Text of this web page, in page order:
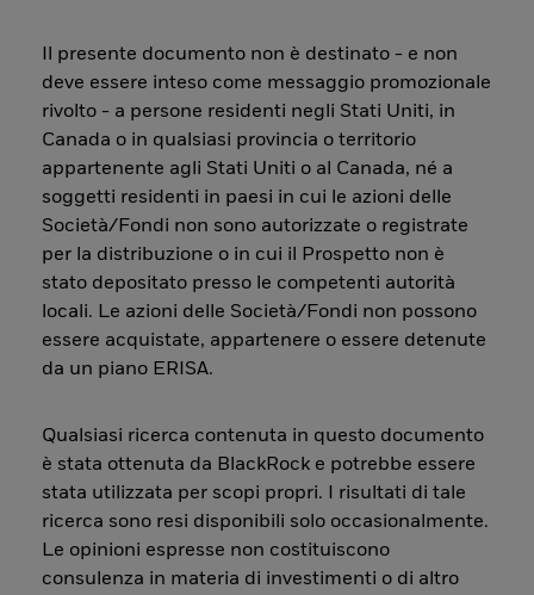
Il presente documento non è destinato - e non
deve essere inteso come messaggio promozionale
rivolto - a persone residenti negli Stati Uniti, in
Canada o in qualsiasi provincia o territorio
appartenente agli Stati Uniti o al Canada, né a
soggetti residenti in paesi in cui le azioni delle
Società/Fondi non sono autorizzate o registrate
per la distribuzione o in cui il Prospetto non è
stato depositato presso le competenti autorità
locali. Le azioni delle Società/Fondi non possono
essere acquistate, appartenere o essere detenute
da un piano ERISA.
Qualsiasi ricerca contenuta in questo documento
è stata ottenuta da BlackRock e potrebbe essere
stata utilizzata per scopi propri. I risultati di tale
ricerca sono resi disponibili solo occasionalmente.
Le opinioni espresse non costituiscono
consulenza in materia di investimenti o di altro